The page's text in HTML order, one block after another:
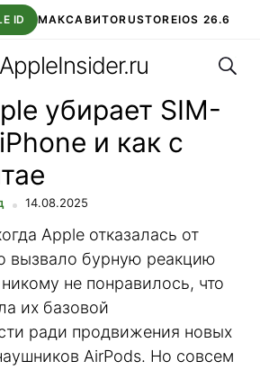
ID МАКСАВИТОRUSTOREIOS 26.6
ВТБ ОНЛАЙН ЧАТ В ROBLOX
AppleInsider.ru
убирает SIM-
и как с
14.08.2025
Apple отказалась от
вызвало бурную реакцию
не понравилось, что
их базовой
ради продвижения новых
AirPods. Но совсем